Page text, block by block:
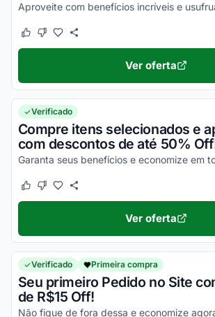
Este cupom funcionou
Este cupom não funcionou
Ver oferta
Verificado
Compre itens selecionados e
com descontos de até 50%
Este cupom funcionou
Este cupom não funcionou
Ver oferta
Verificado Primeira compra
Seu primeiro Pedido no Site
de R$15 Off!